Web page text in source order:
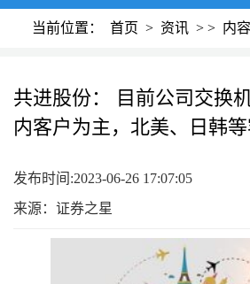
当前位置： 首页 > 资讯 > > 内
共进股份： 目前公司交换
内客户为主，北美、日韩等
发布时间:2023-06-26 17:07:05
来源：证券之星